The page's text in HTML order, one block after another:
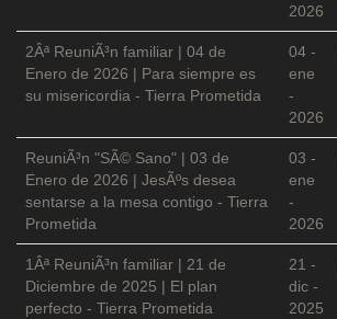
2026
2Âª ReuniÃ³n familiar | 04 de
Enero de 2026 | Para siempre es
su misericordia - Tierra Prometida
04 -
ene
-
2026
ReuniÃ³n "SÃ© Sano" | 03 de
Enero de 2026 | JesÃºs desea
sentarse a la mesa contigo - Tierra
Prometida
03 -
ene
-
2026
1Âª ReuniÃ³n familiar | 21 de
Diciembre de 2025 | El plan
perfecto - Tierra Prometida
21 -
dic -
2025